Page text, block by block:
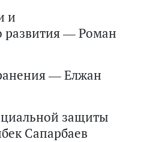
и
развития — Роман
— Елжан
защиты
Сапарбаев